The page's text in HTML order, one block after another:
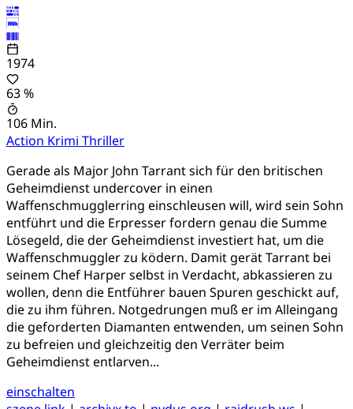
1974
63 %
106 Min.
Action Krimi Thriller
Gerade als Major John Tarrant sich für den britischen
Geheimdienst undercover in einen
Waffenschmugglerring einschleusen will, wird sein Sohn
entführt und die Erpresser fordern genau die Summe
Lösegeld, die der Geheimdienst investiert hat, um die
Waffenschmuggler zu ködern. Damit gerät Tarrant bei
seinem Chef Harper selbst in Verdacht, abkassieren zu
wollen, denn die Entführer bauen Spuren geschickt auf,
die zu ihm führen. Notgedrungen muß er im Alleingang
die geforderten Diamanten entwenden, um seinen Sohn
zu befreien und gleichzeitig den Verräter beim
Geheimdienst entlarven...
einschalten